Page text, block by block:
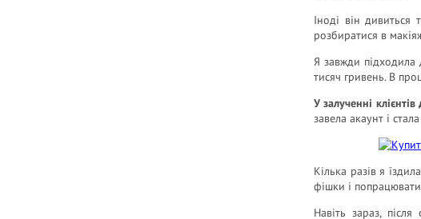
Іноді він дивиться
розбиратися в
Я завжди
тисяч гривень. В
У залученні
завела акаунт і
Кілька разів я
фішки і
Навіть зараз,